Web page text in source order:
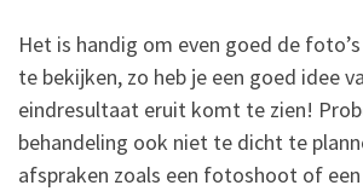
Het is handig om even goed de
te bekijken, zo heb je een goed idee
eindresultaat eruit komt te zien!
behandeling ook niet te dicht te
afspraken zoals een fotoshoot of